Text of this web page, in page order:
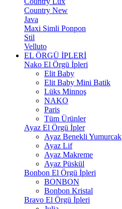
Country New
Java
Maxi Simli Ponpon
Stil
Velluto
EL ÖRGÜ İPLERİ
Nako El Örgü İpleri
Elit Baby
Elit Baby Mini Batik
Lüks Minnoş
NAKO
Paris
Tüm Ürünler
Ayaz El Örgü İpler
Ayaz Benekli Yumurcak
Ayaz Lif
Ayaz Makreme
Ayaz Püskül
Bonbon El Örgü İpleri
BONBON
Bonbon Kristal
Bravo El Örgü İpleri